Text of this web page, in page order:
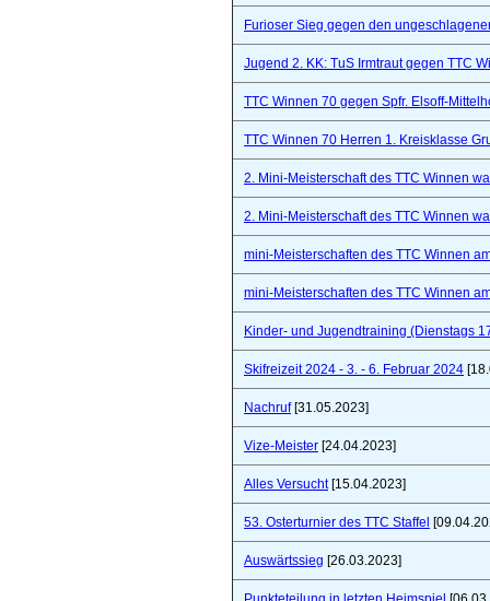
Furioser Sieg gegen den
Jugend 2. KK: TuS Irmtraut gegen TTC
TTC Winnen 70 gegen Spfr. Elsoff-
TTC Winnen 70 Herren 1. Kreisklasse
2. Mini-Meisterschaft des TTC Winnen
2. Mini-Meisterschaft des TTC Winnen
mini-Meisterschaften des TTC Winnen
mini-Meisterschaften des TTC Winnen
Kinder- und Jugendtraining (Dienstags
Skifreizeit 2024 - 3. - 6. Februar 2024
Nachruf[31.05.2023]
Vize-Meister [24.04.2023]
Alles Versucht[15.04.2023]
53. Osterturnier des TTC Staffel
Auswärtssieg [26.03.2023]